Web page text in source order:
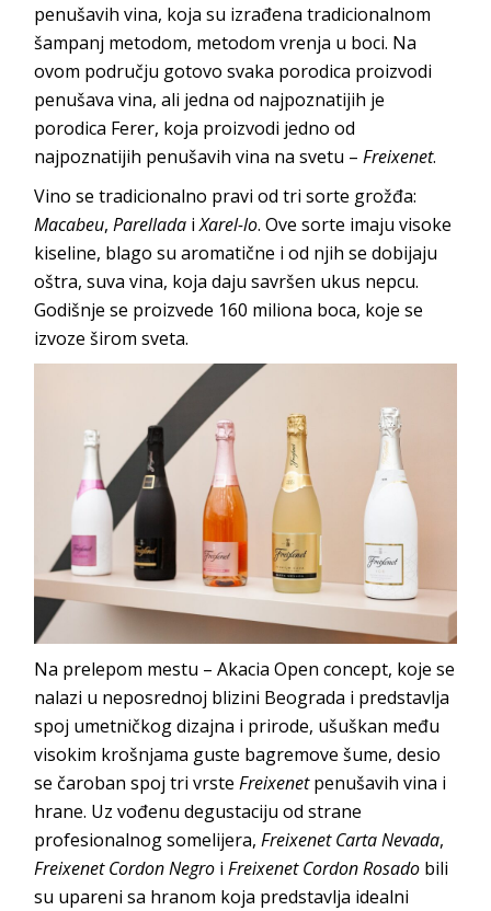
penušavih vina, koja su izrađena tradicionalnom
šampanj metodom, metodom vrenja u boci. Na
ovom području gotovo svaka porodica proizvodi
penušava vina, ali jedna od najpoznatijih je
porodica Ferer, koja proizvodi jedno od
najpoznatijih penušavih vina na svetu –Freixenet.
Vino se tradicionalno pravi od tri sorte grožđa:
Macabeu,Parellada iXarel-lo. Ove sorte imaju visoke
kiseline, blago su aromatične i od njih se dobijaju
oštra, suva vina, koja daju savršen ukus nepcu.
Godišnje se proizvede 160 miliona boca, koje se
izvoze širom sveta.
Na prelepom mestu – Akacia Open concept, koje se
nalazi u neposrednoj blizini Beograda i predstavlja
spoj umetničkog dizajna i prirode, ušuškan među
visokim krošnjama guste bagremove šume, desio
se čaroban spoj tri vrsteFreixenetpenušavih vina i
hrane. Uz vođenu degustaciju od strane
profesionalnog somelijera,Freixenet Carta Nevada,
Freixenet Cordon Negro iFreixenet Cordon Rosado bili
su upareni sa hranom koja predstavlja idealni